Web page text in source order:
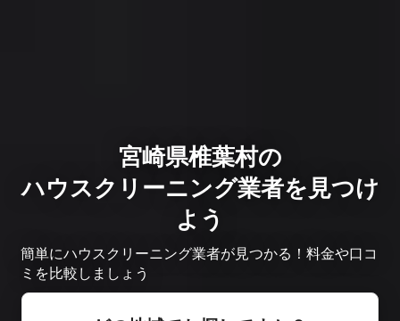
宮崎県椎葉村の
ハウスクリーニング業者を見つけ
よう
簡単にハウスクリーニング業者が見つかる！料金や口コ
ミを比較しましょう